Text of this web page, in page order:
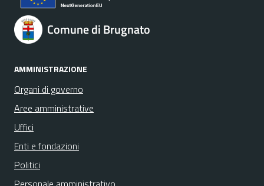
Comune di Brugnato
AMMINISTRAZIONE
Organi di governo
Aree amministrative
Uffici
Enti e fondazioni
Politici